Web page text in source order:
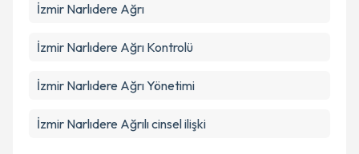
İzmir Narlıdere Ağrı
İzmir Narlıdere Ağrı Kontrolü
İzmir Narlıdere Ağrı Yönetimi
İzmir Narlıdere Ağrılı cinsel ilişki